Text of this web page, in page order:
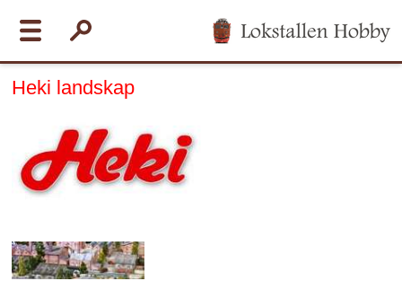
Heki landskap